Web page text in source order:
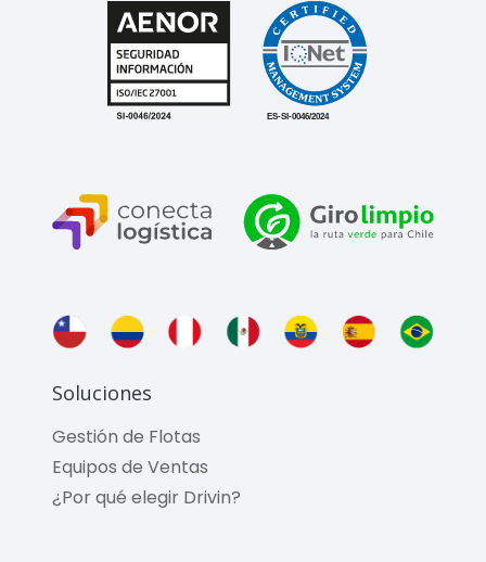
Soluciones
Gestión de Flotas
Equipos de Ventas
¿Por qué elegir Drivin?